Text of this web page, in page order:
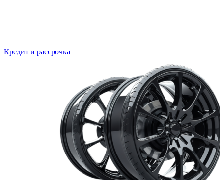
Кредит и рассрочка